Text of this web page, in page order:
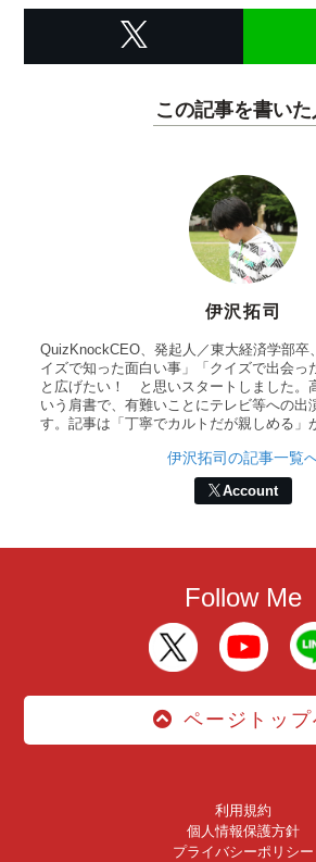
この記事を書いた
伊沢拓司
QuizKnockCEO、発起人／東大経済学部卒
イズで知った面白い事」「クイズで出会っ
と広げたい！ と思いスタートしました。
いう肩書で、有難いことにテレビ等への出
す。記事は「丁寧でカルトだが親しめる」
伊沢拓司の記事一覧
Account
Follow Me
ページトップ
利用規約
個人情報保護方針
プライバシーポリシー